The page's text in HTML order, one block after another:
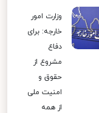
وزارت امور
خارجه: برای
دفاع
مشروع از
حقوق و
امنیت ملی
از همه